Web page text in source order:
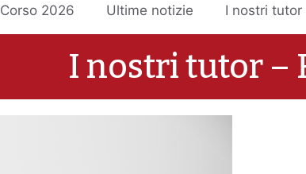
Corso 2026 Ultime notizie I nostri tutor
I nostri tutor –